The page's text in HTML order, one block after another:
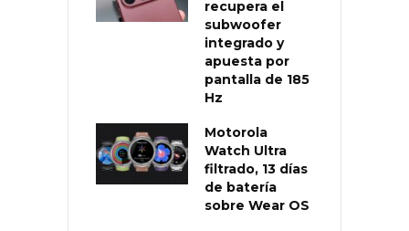
recupera el
subwoofer
integrado y
apuesta por
pantalla de 185
Hz
Motorola
Watch Ultra
filtrado, 13 días
de batería
sobre Wear OS